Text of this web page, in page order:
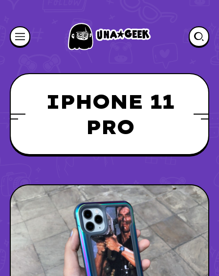
IPHONE 11
PRO